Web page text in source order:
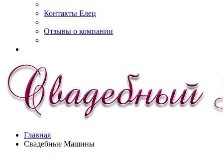
Контакты Елец
Отзывы о компании
Главная
Свадебные Машины